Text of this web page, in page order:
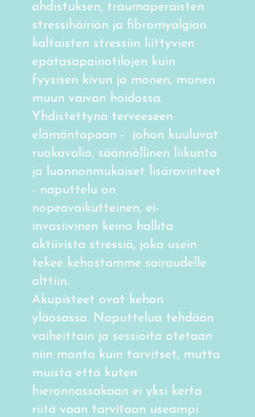
ahdistuksen, traumaperäisten
stressihäiriön ja fibromyalgian
kaltaisten stressiin liittyvien
epätasapainotilojen kuin
fyysisen kivun ja monen, monen
muun vaivan hoidossa.
Yhdistettynä terveeseen
elämäntapaan - johon kuuluvat
ruokavalio, säännöllinen liikunta
ja luonnonmukaiset lisäravinteet
- naputtelu on
nopeavaikutteinen, ei-
invasiivinen keino hallita
aktiivista stressiä, joka usein
tekee kehostamme sairaudelle
alttiin.
Akupisteet ovat kehon
yläosassa. Naputtelua tehdään
vaiheittain ja sessioita otetaan
niin monta kuin tarvitset, mutta
muista että kuten
hieronnassakaan ei yksi kerta
riitä vaan tarvitaan useampi